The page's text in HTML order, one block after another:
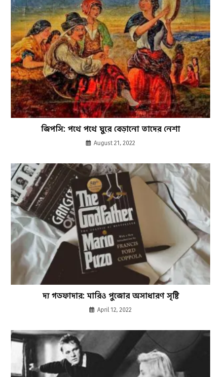
জিপসি: পথে পথে ঘুরে বেড়ানো তাদের নেশা
August 21, 2022
দ্য গডফাদার: মারিও পুজোর অসাধারণ সৃষ্টি
April 12, 2022